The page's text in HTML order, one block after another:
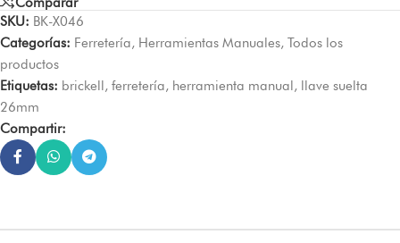
SKU: BK-X046
Categorías: Ferretería, Herramientas Manuales, Todos los
productos
Etiquetas: brickell, ferretería, herramienta manual, llave suelta
26mm
Compartir: